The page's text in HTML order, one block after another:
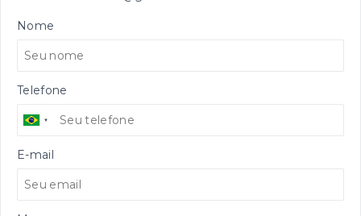
Nome
Telefone
E-mail